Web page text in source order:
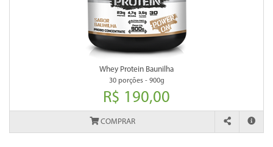
Whey Protein Baunilha
30 porções - 900g
R$ 190,00
COMPRAR